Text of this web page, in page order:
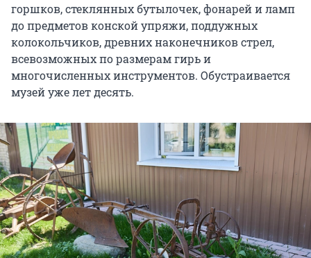
горшков, стеклянных бутылочек, фонарей и ламп
до предметов конской упряжи, поддужных
колокольчиков, древних наконечников стрел,
всевозможных по размерам гирь и
многочисленных инструментов. Обустраивается
музей уже лет десять.